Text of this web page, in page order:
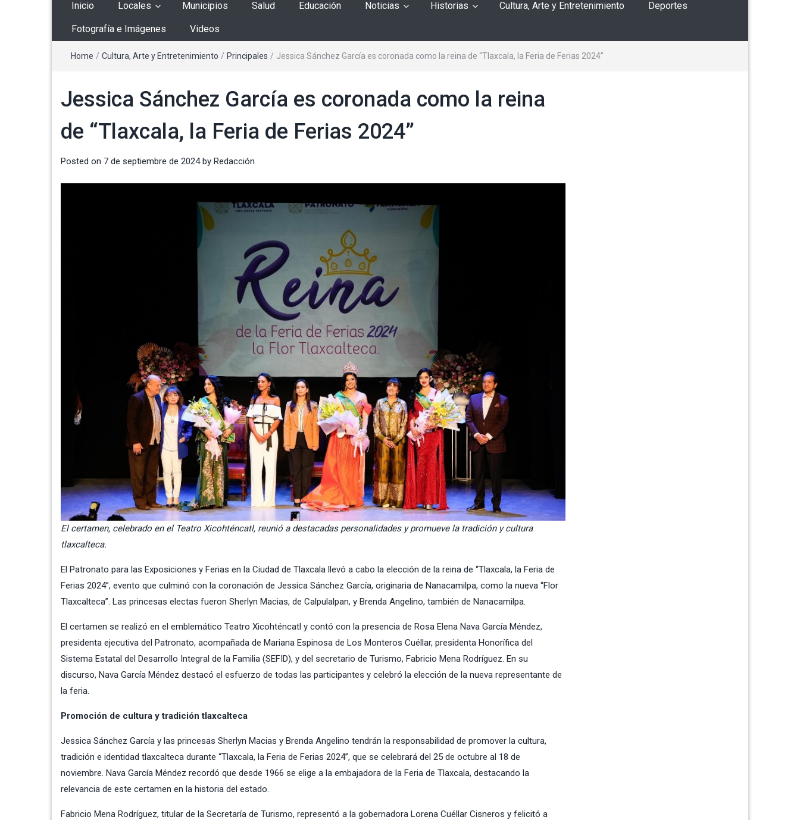
Inicio Locales Municipios Salud Educación Noticias Historias Cultura, Arte y Entretenimiento Deportes
Fotografía e Imágenes Videos
Home / Cultura, Arte y Entretenimiento / Principales / Jessica Sánchez García es coronada como la reina de “Tlaxcala, la Feria de Ferias 2024”
Jessica Sánchez García es coronada como la reina
de “Tlaxcala, la Feria de Ferias 2024”
Posted on 7 de septiembre de 2024by Redacción
El certamen, celebrado en el Teatro Xicohténcatl, reunió a destacadas personalidades y promueve la tradición y cultura
tlaxcalteca.
El Patronato para las Exposiciones y Ferias en la Ciudad de Tlaxcala llevó a cabo la elección de la reina de “Tlaxcala, la Feria de
Ferias 2024”, evento que culminó con la coronación de Jessica Sánchez García, originaria de Nanacamilpa, como la nueva “Flor
Tlaxcalteca”. Las princesas electas fueron Sherlyn Macias, de Calpulalpan, y Brenda Angelino, también de Nanacamilpa.
El certamen se realizó en el emblemático Teatro Xicohténcatl y contó con la presencia de Rosa Elena Nava García Méndez,
presidenta ejecutiva del Patronato, acompañada de Mariana Espinosa de Los Monteros Cuéllar, presidenta Honorífica del
Sistema Estatal del Desarrollo Integral de la Familia (SEFID), y del secretario de Turismo, Fabricio Mena Rodríguez. En su
discurso, Nava García Méndez destacó el esfuerzo de todas las participantes y celebró la elección de la nueva representante de
la feria.
Promoción de cultura y tradición tlaxcalteca
Jessica Sánchez García y las princesas Sherlyn Macias y Brenda Angelino tendrán la responsabilidad de promover la cultura,
tradición e identidad tlaxcalteca durante “Tlaxcala, la Feria de Ferias 2024”, que se celebrará del 25 de octubre al 18 de
noviembre. Nava García Méndez recordó que desde 1966 se elige a la embajadora de la Feria de Tlaxcala, destacando la
relevancia de este certamen en la historia del estado.
Fabricio Mena Rodríguez, titular de la Secretaría de Turismo, representó a la gobernadora Lorena Cuéllar Cisneros y felicitó a